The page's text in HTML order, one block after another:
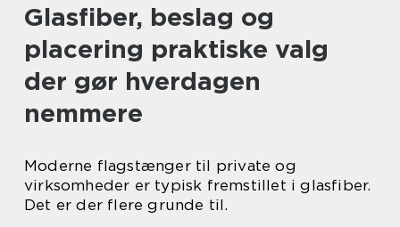
Glasfiber, beslag og
placering praktiske valg
der gør hverdagen
nemmere
Moderne flagstænger til private og
virksomheder er typisk fremstillet i glasfiber.
Det er der flere grunde til.